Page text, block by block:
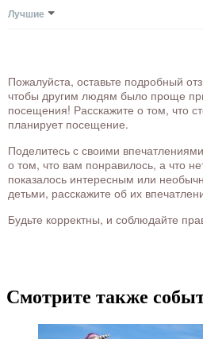
Лучшие
Пожалуйста, оставьте подробный
чтобы другим людям было проще
посещения! Расскажите о том, что
планирует посещение.
Поделитесь с своими
о том, что вам понравилось, а что
показалось интересным или
детьми, расскажите об их
Будьте корректны, и соблюдайте
Смотрите также